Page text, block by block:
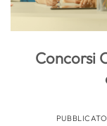
Concorsi
PUBBLICATO